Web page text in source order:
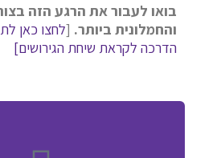
בואו לעבור את הרגע הזה
והחמלונית ביותר. [לחצו כאן
הדרכה לקראת שיחת הגירושים]